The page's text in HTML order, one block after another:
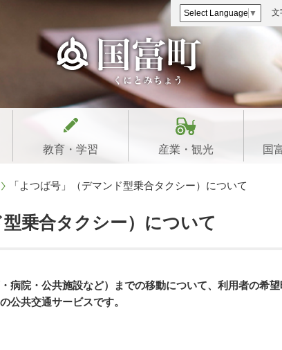
Select Language ▼ 文
教育・学習 産業・観光 国
「よつば号」（デマンド型乗合タクシー）について
型乗合タクシー）について
病院・公共施設など）までの移動について、利用者の希
公共交通サービスです。